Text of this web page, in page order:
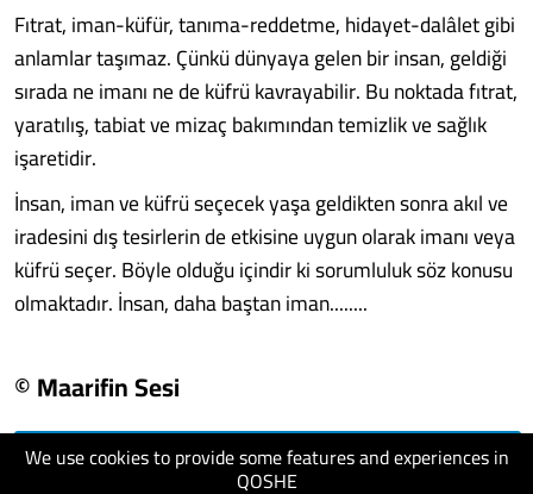
We use cookies to provide some features and experiences in
QOSHE
Fıtrat, iman-küfür, tanıma-reddetme, hidayet-dalâlet gibi
anlamlar taşımaz. Çünkü dünyaya gelen bir insan, geldiği
sırada ne imanı ne de küfrü kavrayabilir. Bu noktada fıtrat,
yaratılış, tabiat ve mizaç bakımından temizlik ve sağlık
işaretidir.
İnsan, iman ve küfrü seçecek yaşa geldikten sonra akıl ve
iradesini dış tesirlerin de etkisine uygun olarak imanı veya
küfrü seçer. Böyle olduğu içindir ki sorumluluk söz konusu
olmaktadır. İnsan, daha baştan iman........
© Maarifin Sesi
visit website